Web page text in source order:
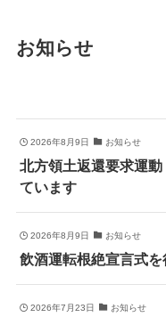
お知らせ
2026年8月9日 お知らせ
北方領土返還要求運
ています
2026年8月9日 お知らせ
飲酒運転根絶宣言式
2026年7月23日 お知らせ